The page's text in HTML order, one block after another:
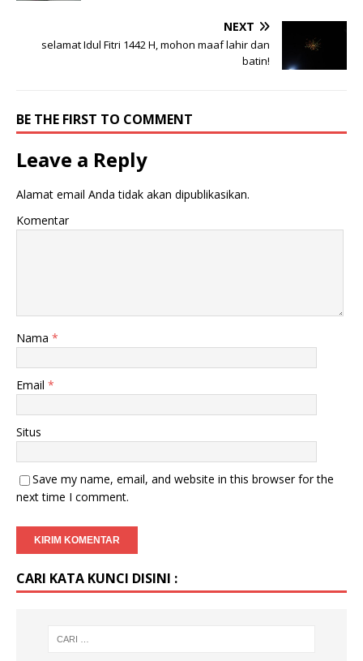
NEXT
selamat Idul Fitri 1442 H, mohon maaf lahir dan
batin!
BE THE FIRST TO COMMENT
Leave a Reply
Alamat email Anda tidak akan dipublikasikan.
Komentar
Nama *
Email *
Situs
Save my name, email, and website in this browser for the
next time I comment.
CARI KATA KUNCI DISINI :